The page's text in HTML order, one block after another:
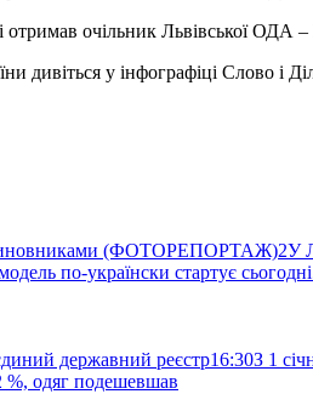
очільник Львівської
дивіться у інфографіці Слово і
чиновниками (ФОТОРЕПОРТАЖ)2У
по-українски стартує
державний реєстр16:30З 1
%, одяг подешевшав